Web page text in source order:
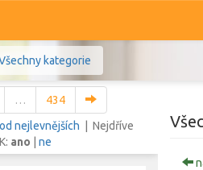
kategorie
…
434
od nejlevnějších | Nejdříve
ano ne